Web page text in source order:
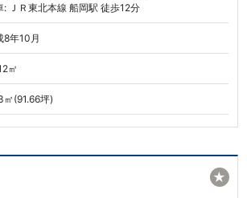
: ＪＲ東北本線 船岡駅 徒歩12分
8年10月
㎡
(91.66坪)
★